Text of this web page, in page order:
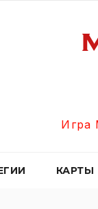
Игра
КАРТЫ